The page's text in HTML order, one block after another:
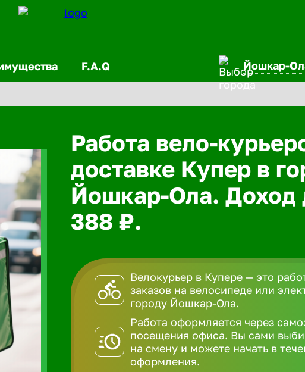
F.A.Q Йошкар-
Работа вело-
доставке Купер в
Йошкар-Ола. Доход
388 ₽.
Велокурьер в Купере — это
заказов на велосипеде или
городу Йошкар-Ола.
Работа оформляется через
посещения офиса. Вы сами
на смену и можете начать в
оформления.